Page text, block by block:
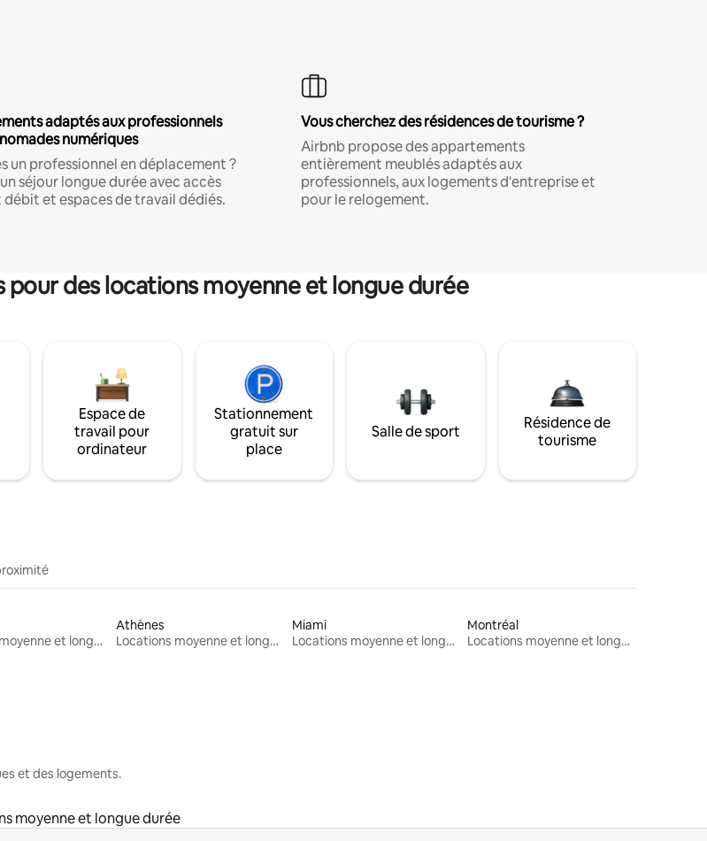
adaptés aux professionnels
numériques
un professionnel en déplacement ?
séjour longue durée avec accès
et espaces de travail dédiés.
Vous cherchez des résidences de tourisme ?
Airbnb propose des appartements
entièrement meublés adaptés aux
professionnels, aux logements d'entreprise et
pour le relogement.
pour des locations moyenne et longue durée
Espace de
travail pour
ordinateur
Stationnement
gratuit sur
place
Salle de sport
Résidence de
tourisme
Locations moyenne et longue durée
Athènes
Locations moyenne et longue durée
Miami
Locations moyenne et longue durée
Montréal
Locations moyenne et longue durée
et des logements.
moyenne et longue durée